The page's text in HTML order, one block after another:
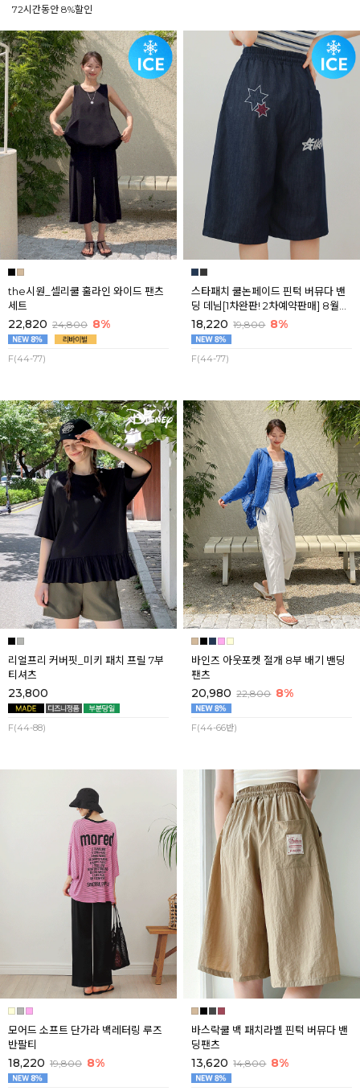
72시간동안 8%할인
the시원_셀리쿨 훌라인 와이드 팬츠
세트
22,820 24,800 8%
F(44-77)
스타패치 쿨논페이드 핀턱 버뮤다 밴
딩 데님[1차완판! 2차예약판매] 8월셋
째주 순차배송
18,220 19,800 8%
F(44-77)
리얼프리 커버핏_미키 패치 프릴 7부
티셔츠
23,800
F(44-88)
바인즈 아웃포켓 절개 8부 배기 밴딩
팬츠
20,980 22,800 8%
F(44-66반)
모어드 소프트 단가라 백레터링 루즈
반팔티
18,220 19,800 8%
바스락쿨 백 패치라벨 핀턱 버뮤다 밴
딩팬츠
13,620 14,800 8%